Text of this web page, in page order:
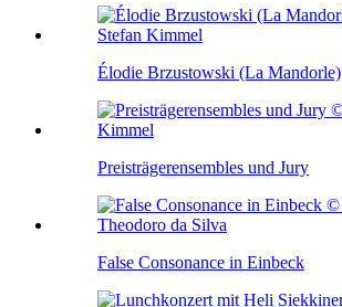
Élodie Brzustowski (La Mandorle)
Preisträgerensembles und Jury
False Consonance in Einbeck